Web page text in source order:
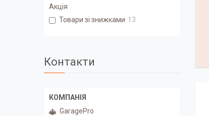
Акція
Товари зі знижками 13
Контакти
GaragePro